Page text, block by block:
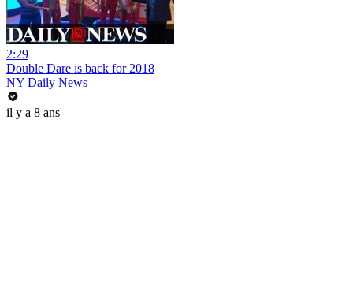
2:29
Double Dare is back for 2018
NY Daily News
il y a 8 ans